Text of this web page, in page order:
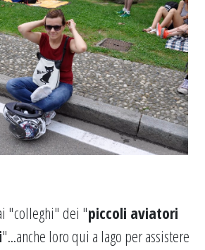
"colleghi" dei "piccoli aviatori
"...anche loro qui a lago per assistere